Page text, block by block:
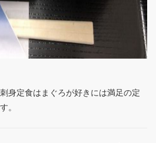
身定食はまぐろが好きには満足の定
。